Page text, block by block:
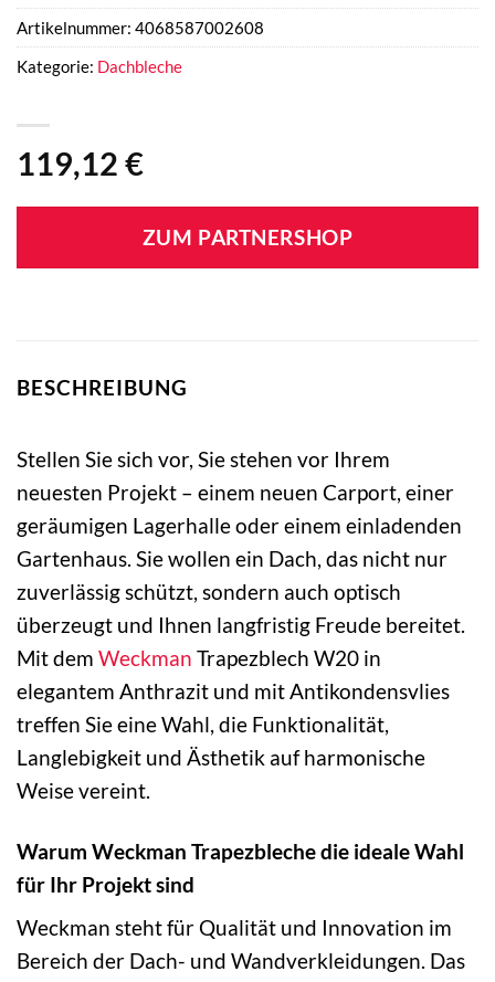
119,12 €
ZUM PARTNERSHOP
Artikelnummer: 4068587002608
Kategorie: Dachbleche
BESCHREIBUNG
Stellen Sie sich vor, Sie stehen vor Ihrem
neuesten Projekt – einem neuen Carport, einer
geräumigen Lagerhalle oder einem einladenden
Gartenhaus. Sie wollen ein Dach, das nicht nur
zuverlässig schützt, sondern auch optisch
überzeugt und Ihnen langfristig Freude bereitet.
Mit dem Weckman Trapezblech W20 in
elegantem Anthrazit und mit Antikondensvlies
treffen Sie eine Wahl, die Funktionalität,
Langlebigkeit und Ästhetik auf harmonische
Weise vereint.
Warum Weckman Trapezbleche die ideale Wahl
für Ihr Projekt sind
Weckman steht für Qualität und Innovation im
Bereich der Dach- und Wandverkleidungen. Das